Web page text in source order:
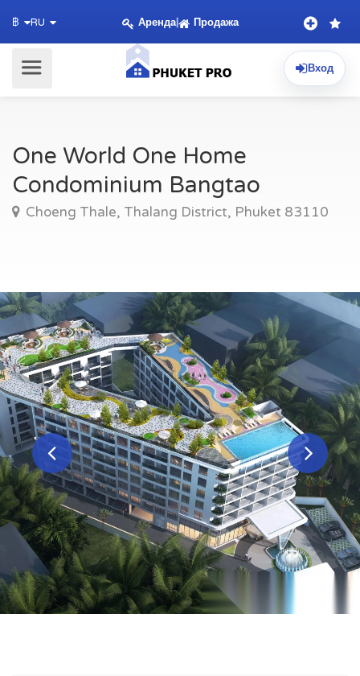
฿ RU Аренда| Продажа
Вход
One World One Home
Condominium Bangtao
Choeng Thale, Thalang District, Phuket 83110